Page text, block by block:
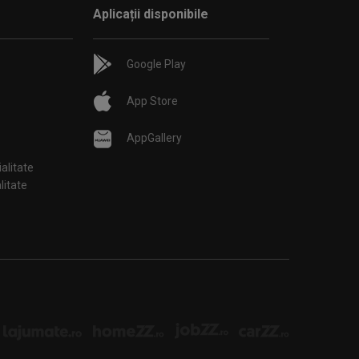
Aplicații disponibile
Google Play
App Store
AppGallery